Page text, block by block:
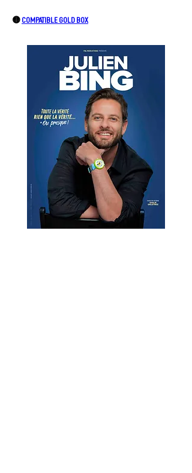
🟡 COMPATIBLE GOLD BOX